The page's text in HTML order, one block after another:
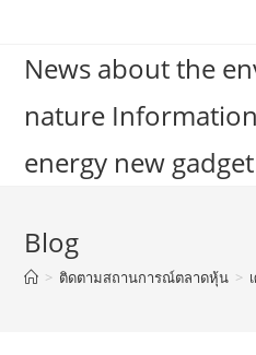
contentNews about the
nature
energy new
Blog
> ติดตามสถานการณ์ตลาดหุ้น >